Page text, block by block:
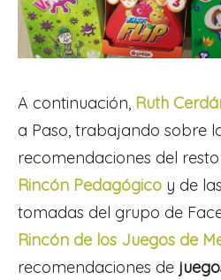
A continuación, Ruth
a Paso, trabajando sobre
recomendaciones del
Rincón Pedagógico y de
tomadas del grupo de
Rincón de los Juegos de
recomendaciones de